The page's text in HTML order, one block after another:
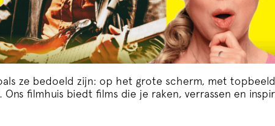
ze bedoeld zijn: op het grote scherm, met
Ons filmhuis biedt films die je raken, verrassen en